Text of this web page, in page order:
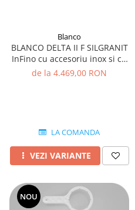
Blanco
BLANCO DELTA II F SILGRANIT
InFino cu accesoriu inox si cu
excentric
de la 4.469,00 RON
LA COMANDA
VEZI VARIANTE
NOU